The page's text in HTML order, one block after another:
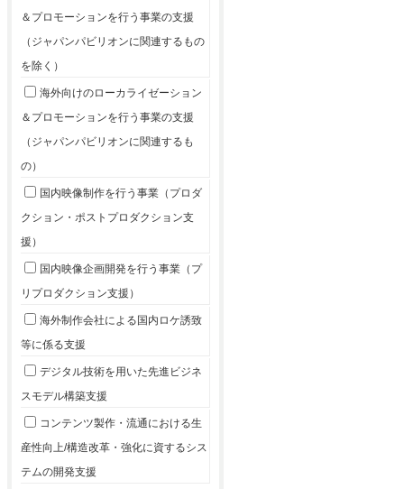
＆プロモーションを行う事業の支援
（ジャパンパビリオンに関連するもの
を除く）
海外向けのローカライゼーション
＆プロモーションを行う事業の支援
（ジャパンパビリオンに関連するも
の）
国内映像制作を行う事業（プロダ
クション・ポストプロダクション支
援）
国内映像企画開発を行う事業（プ
リプロダクション支援）
海外制作会社による国内ロケ誘致
等に係る支援
デジタル技術を用いた先進ビジネ
スモデル構築支援
コンテンツ製作・流通における生
産性向上/構造改革・強化に資するシス
テムの開発支援